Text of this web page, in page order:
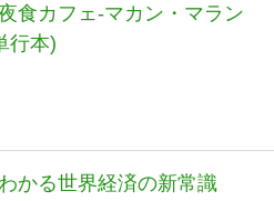
食カフェ-マカン・マラン
行本)
かる世界経済の新常識